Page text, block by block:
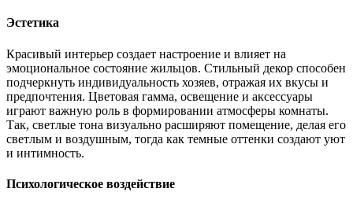
Эстетика
Красивый интерьер создает настроение и влияет на
эмоциональное состояние жильцов. Стильный декор способен
подчеркнуть индивидуальность хозяев, отражая их вкусы и
предпочтения. Цветовая гамма, освещение и аксессуары
играют важную роль в формировании атмосферы комнаты.
Так, светлые тона визуально расширяют помещение, делая его
светлым и воздушным, тогда как темные оттенки создают уют
и интимность.
Психологическое воздействие